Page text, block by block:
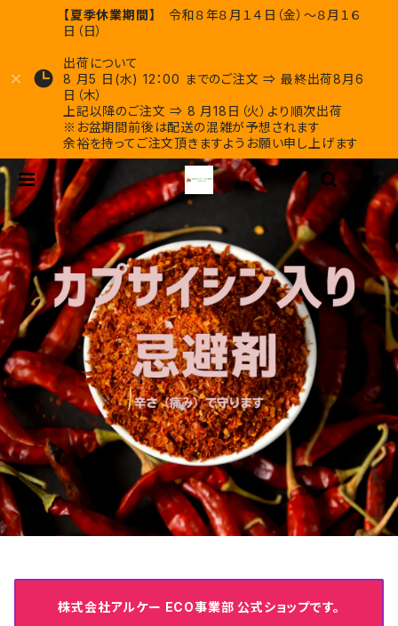
【夏季休業期間】令和８年８月１４日（金）～８月１６
日（日）
出荷について
8 月5 日(水) 12：00 までのご注文 ⇒ 最終出荷8月6
日（木）
上記以降のご注文 ⇒ 8 月18日（火）より順次出荷
※お盆期間前後は配送の混雑が予想されます
余裕を持ってご注文頂きますようお願い申し上げます
株式会社アルケー ECO事業部 公式ショップです。